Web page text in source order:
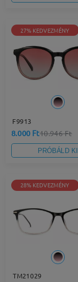
27% KEDVEZMÉNY
F9913
8.000 Ft10.946 Ft
PRÓBÁLD KI
28% KEDVEZMÉNY
TM21029